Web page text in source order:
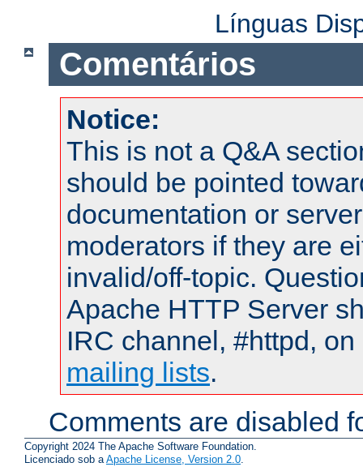
Línguas
Comentários
Notice:
This is not a Q&A
should be pointed
documentation or
moderators if they are
invalid/off-topic.
Apache HTTP Server
IRC channel, #httpd,
mailing lists.
Comments are disabled
Copyright 2024 The Apache Software Foundation.
Licenciado sob aApache License, Version 2.0.